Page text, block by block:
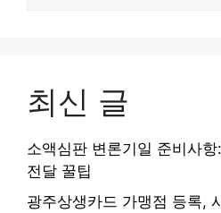
최신 글
소액심판 변론기일 준비사
전달 꿀팁
광주상생카드 가맹점 등록,